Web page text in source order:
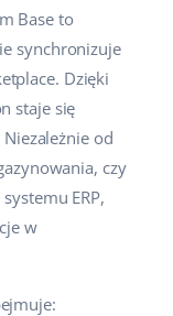
Base to
synchronizuje
Dzięki
staje się
od
czy
ERP,
w